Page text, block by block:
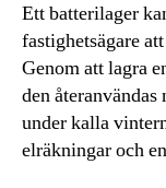
Ett batterilager
fastighetsägare
Genom att lagra
den
under kalla
elräkningar och